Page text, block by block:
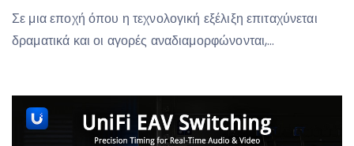
Σε μια εποχή όπου η τεχνολογική εξέλιξη επιταχύνεται
δραματικά και οι αγορές αναδιαμορφώνονται,…